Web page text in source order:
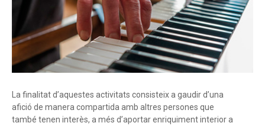
La finalitat d’aquestes activitats consisteix a gaudir d’una
afició de manera compartida amb altres persones que
també tenen interès, a més d’aportar enriquiment interior a